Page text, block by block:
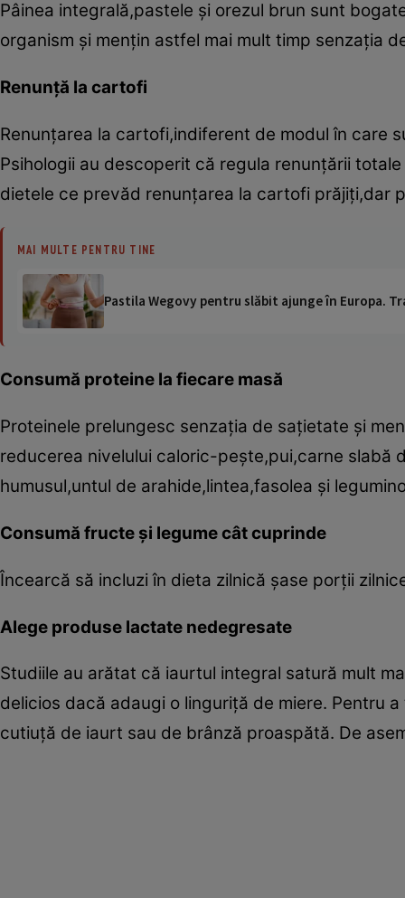
Pâinea integrală,pastele şi orezul brun sunt
organism şi menţin astfel mai mult timp senzaţia
Renunţă la cartofi
Renunţarea la cartofi,indiferent de modul în care
Psihologii au descoperit că regula renunţării
dietele ce prevăd renunţarea la cartofi prăjiţi,dar
MAI MULTE PENTRU TINE
Pastila Wegovy pentru slăbit ajunge în Europa.
Consumă proteine la fiecare masă
Proteinele prelungesc senzaţia de saţietate şi
reducerea nivelului caloric-peşte,pui,carne slabă
humusul,untul de arahide,lintea,fasolea şi
Consumă fructe şi legume cât cuprinde
Încearcă să incluzi în dieta zilnică şase porţii
Alege produse lactate nedegresate
Studiile au arătat că iaurtul integral satură mult
delicios dacă adaugi o linguriţă de miere. Pentru
cutiuţă de iaurt sau de brânză proaspătă. De